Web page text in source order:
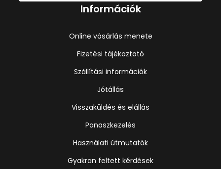
Információk
Online vásárlás menete
Fizetési tájékoztató
Szállítási információk
Jótállás
Visszaküldés és elállás
Panaszkezelés
Használati útmutatók
Gyakran feltett kérdések